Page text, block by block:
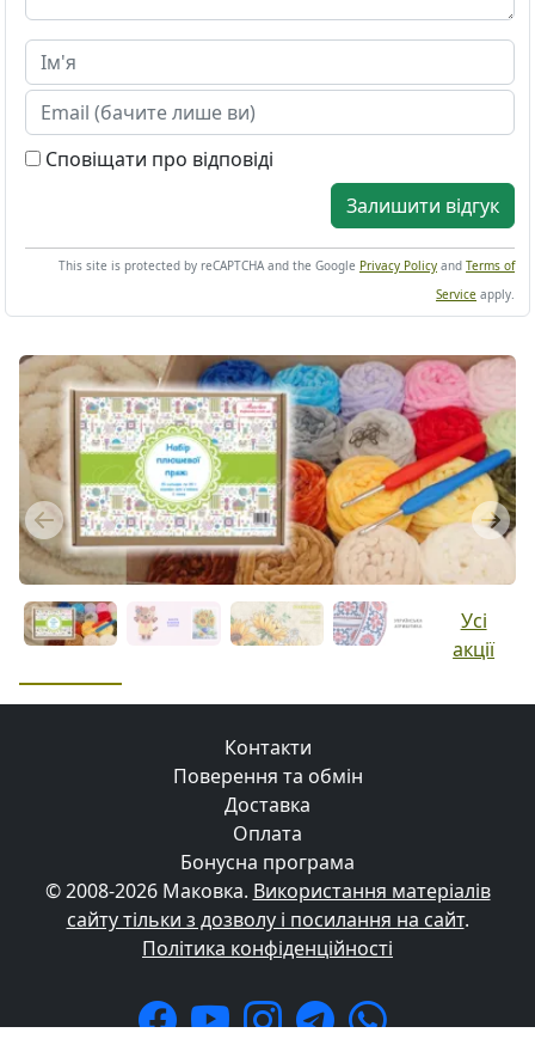
Сповіщати про відповіді
Залишити відгук
This site is protected by reCAPTCHA and the Google Privacy Policy and Terms of
Service apply.
Previous Next
Усі
акції
Контакти
Поверення та обмін
Доставка
Оплата
Бонусна програма
© 2008-2026 Маковка. Використання матеріалів
сайту тільки з дозволу і посилання на сайт.
Політика конфіденційності